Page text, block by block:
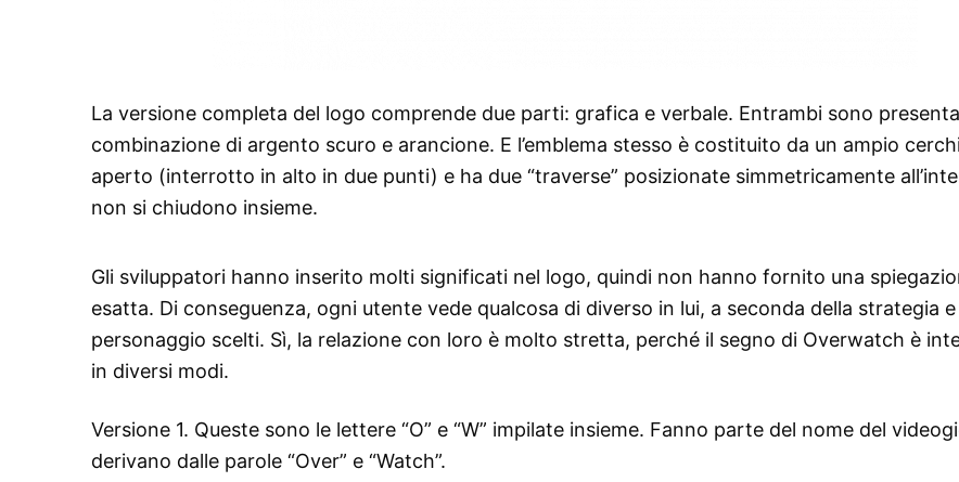
La versione completa del logo comprende due parti: grafica e verbale. Entrambi sono
combinazione di argento scuro e arancione. E l’emblema stesso è costituito da un ampio
aperto (interrotto in alto in due punti) e ha due “traverse” posizionate simmetricamente
non si chiudono insieme.
Gli sviluppatori hanno inserito molti significati nel logo, quindi non hanno fornito una
esatta. Di conseguenza, ogni utente vede qualcosa di diverso in lui, a seconda della strategia e
personaggio scelti. Sì, la relazione con loro è molto stretta, perché il segno di Overwatch è
in diversi modi.
Versione 1. Queste sono le lettere “O” e “W” impilate insieme. Fanno parte del nome del
derivano dalle parole “Over” e “Watch”.